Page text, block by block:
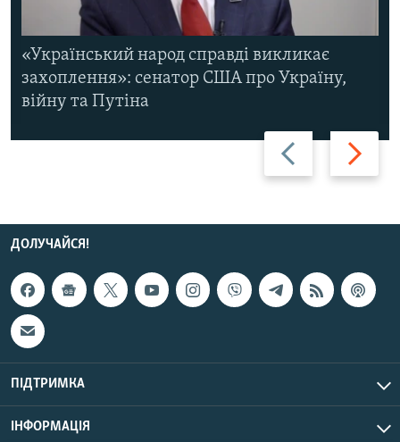
Назад Вперед
«Український народ справді викликає
захоплення»: сенатор США про Україну,
війну та Путіна
ДОЛУЧАЙСЯ!
ПІДТРИМКА
ІНФОРМАЦІЯ